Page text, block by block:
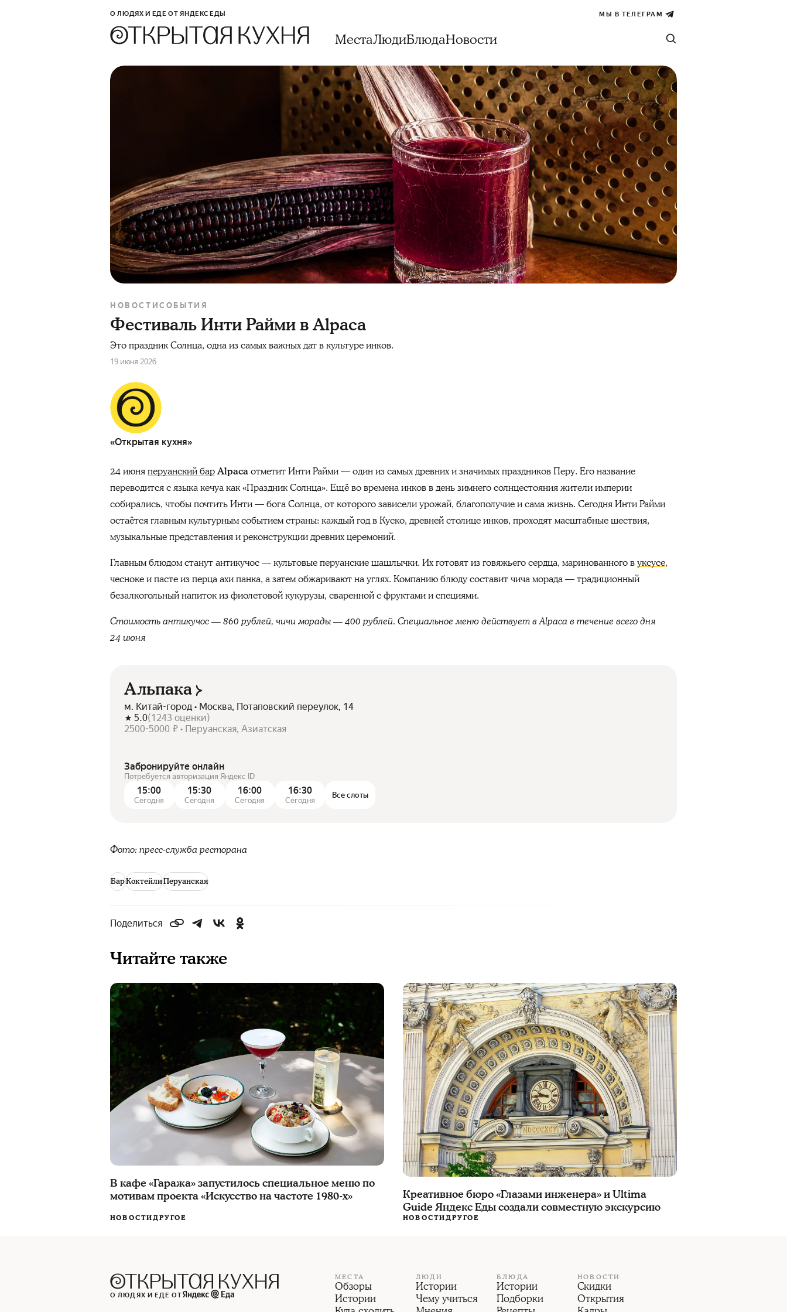
О ЛЮДЯХ И ЕДЕ ОТ ЯНДЕКС ЕДЫ МЫ В ТЕЛЕГРАМ
МестаЛюдиБлюдаНовости
НОВОСТИСОБЫТИЯ
Фестиваль Инти Райми в Alpaca
Это праздник Солнца, одна из самых важных дат в культуре инков.
19 июня 2026
«Открытая кухня»
24 июняперуанский барAlpacaотметит Инти Райми — один из самых древних и значимых праздников Перу. Его название
переводится с языка кечуа как «Праздник Солнца». Ещё во времена инков в день зимнего солнцестояния жители империи
собирались, чтобы почтить Инти — бога Солнца, от которого зависели урожай, благополучие и сама жизнь. Сегодня Инти Райми
остаётся главным культурным событием страны: каждый год в Куско, древней столице инков, проходят масштабные шествия,
музыкальные представления и реконструкции древних церемоний.
Главным блюдом станут антикучос — культовые перуанские шашлычки. Их готовят из говяжьего сердца, маринованного вуксусе,
чесноке и пасте из перца ахи панка, а затем обжаривают на углях. Компанию блюду составит чича морада — традиционный
безалкогольный напиток из фиолетовой кукурузы, сваренной с фруктами и специями.
Стоимость антикучос — 860 рублей, чичи морады — 400 рублей. Специальное меню действует в Alpaca в течение всего дня
24 июня
Альпака
м. Китай-город • Москва, Потаповский переулок, 14
5.0(1243 оценки)
2500-5000 ₽ • Перуанская, Азиатская
Забронируйте онлайн
Потребуется авторизация Яндекс ID
15:00
Сегодня
15:30
Сегодня
16:00
Сегодня
16:30
Сегодня
Все слоты
Фото: пресс-служба ресторана
БарКоктейлиПеруанская
Поделиться
Читайте также
В кафе «Гаража» запустилось специальное меню по
мотивам проекта «Искусство на частоте 1980-х»
НОВОСТИДРУГОЕ
Креативное бюро «Глазами инженера» и Ultima
Guide Яндекс Еды создали совместную экскурсию
НОВОСТИДРУГОЕ
О ЛЮДЯХ И ЕДЕ ОТ
МЕСТА
Обзоры
Истории
ЛЮДИ
Истории
Чему учиться
БЛЮДА
Истории
Подборки
НОВОСТИ
Скидки
Открытия